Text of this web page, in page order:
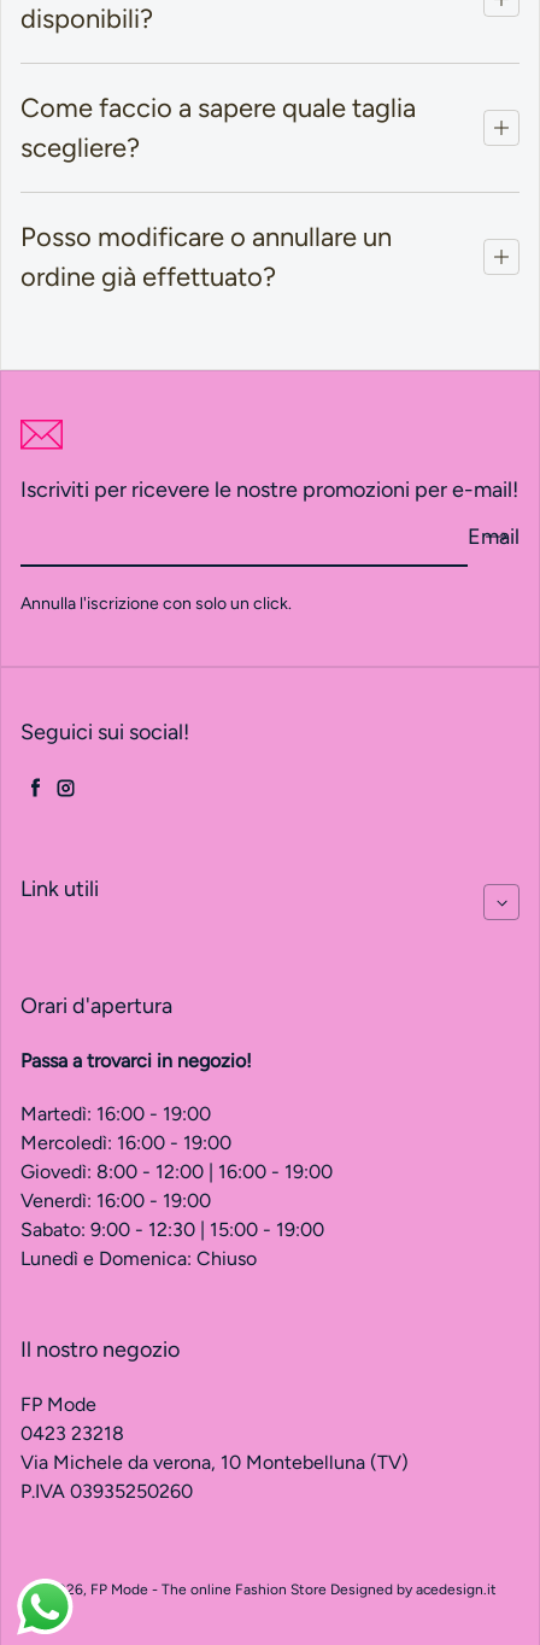
disponibili?
Come faccio a sapere quale taglia
scegliere?
Posso modificare o annullare un
ordine già effettuato?
Iscriviti per ricevere le nostre promozioni per e-mail!
Email
Annulla l'iscrizione con solo un click.
Seguici sui social!
Facebook
Instagram
Link utili
Orari d'apertura
Passa a trovarci in negozio!
Martedì: 16:00 - 19:00
Mercoledì: 16:00 - 19:00
Giovedì: 8:00 - 12:00 | 16:00 - 19:00
Venerdì: 16:00 - 19:00
Sabato: 9:00 - 12:30 | 15:00 - 19:00
Lunedì e Domenica: Chiuso
Il nostro negozio
FP Mode
0423 23218
Via Michele da verona, 10 Montebelluna (TV)
P.IVA 03935250260
© 2026, FP Mode - The online Fashion StoreDesigned by acedesign.it
ISCRIVITI E RISPARMIA!
Iscriviti per restare sempre aggiornato.
Promozioni e nuovi prodotti direttamente sulla tua